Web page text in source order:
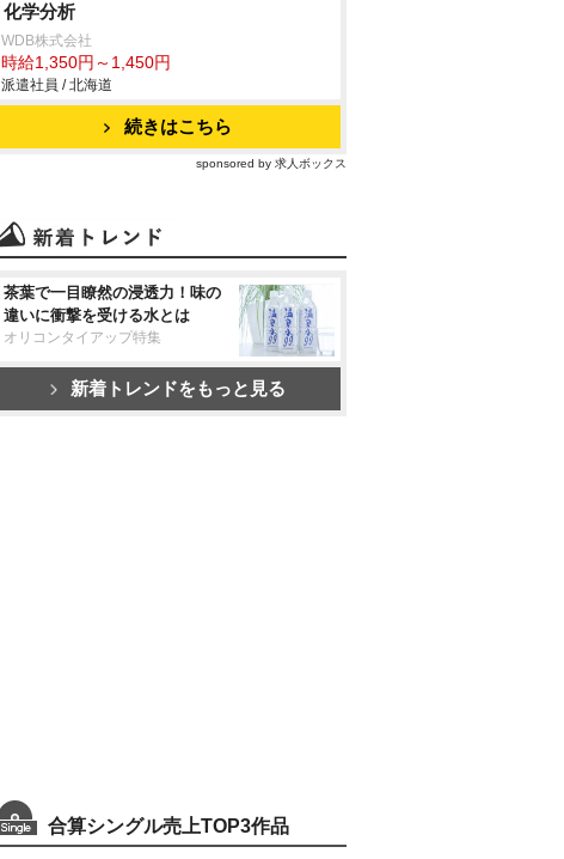
化学分析
WDB株式会社
時給1,350円～1,450円
派遣社員 / 北海道
続きはこちら
sponsored by 求人ボックス
茶葉で一目瞭然の浸透力！味の
違いに衝撃を受ける水とは
オリコンタイアップ特集
新着トレンドをもっと見る
合算シングル売上TOP3作品